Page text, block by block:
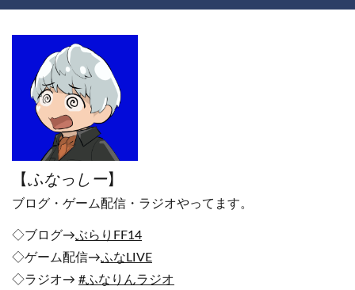
【 ふなっしー】
ブログ・ゲーム配信・ラジオやってます。
◇ブログ→ぶらりFF14
◇ゲーム配信→ふなLIVE
◇ラジオ→ #ふなりんラジオ